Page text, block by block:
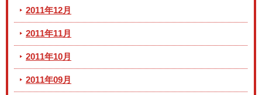
2011年12月
2011年11月
2011年10月
2011年09月